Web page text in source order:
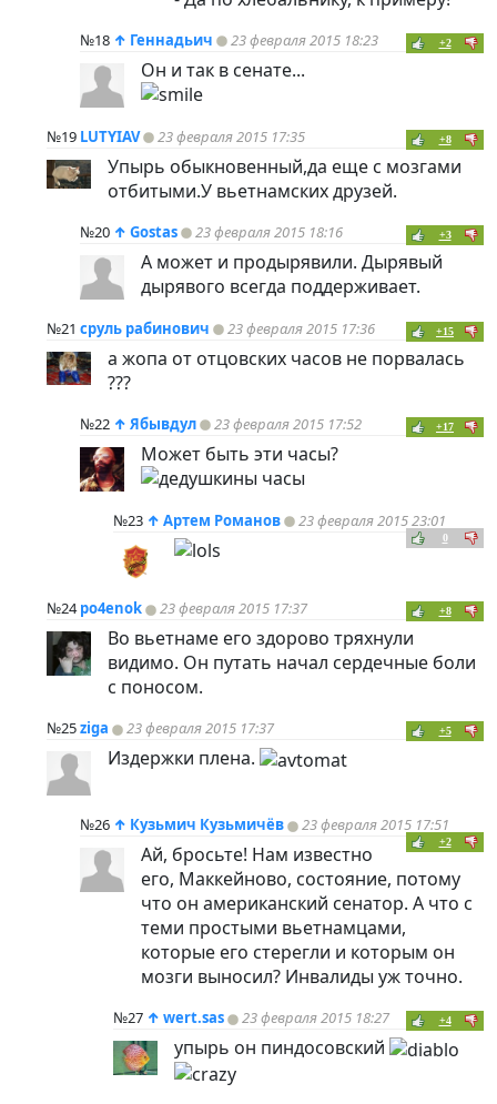
№18 ↑ Геннадьич 23 февраля 2015 18:23 +2
Он и так в сенате...
№19 LUTYIAV 23 февраля 2015 17:35 +8
Упырь обыкновенный,да еще с мозгами
отбитыми.У вьетнамских друзей.
№20 ↑ Gostas 23 февраля 2015 18:16 +3
А может и продырявили. Дырявый
дырявого всегда поддерживает.
№21 сруль рабинович 23 февраля 2015 17:36 +15
а жопа от отцовских часов не порвалась
???
№22 ↑ Ябывдул 23 февраля 2015 17:52 +17
Может быть эти часы?
№23 ↑ Артем Романов 23 февраля 2015 23:01
0
№24po4enok 23 февраля 2015 17:37 +8
Во вьетнаме его здорово тряхнули
видимо. Он путать начал сердечные боли
с поносом.
№25ziga 23 февраля 2015 17:37 +5
Издержки плена.
№26 ↑ Кузьмич Кузьмичёв 23 февраля 2015 17:51
+2
Ай, бросьте! Нам известно
его, Маккейново, состояние, потому
что он американский сенатор. А что с
теми простыми вьетнамцами,
которые его стерегли и которым он
мозги выносил? Инвалиды уж точно.
№27 ↑ wert.sas 23 февраля 2015 18:27 +4
упырь он пиндосовский